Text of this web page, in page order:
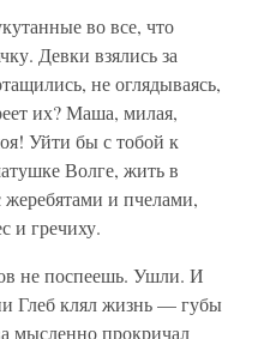
во все, что
Девки взялись за
не оглядываясь,
их? Маша, милая,
Уйти бы с тобой к
Волге, жить в
жеребятами и пчелами,
и гречиху.
не поспеешь. Ушли. И
Глеб клял жизнь — губы
мысленно прокричал